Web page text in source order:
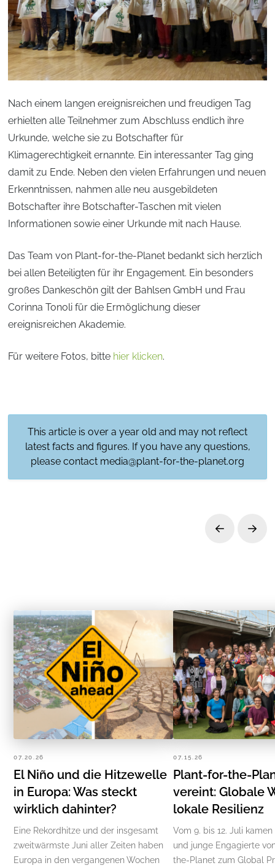
Nach einem langen ereignisreichen und freudigen Tag
erhielten alle Teilnehmer zum Abschluss endlich ihre
Urkunde, welche sie zu Botschafter für
Klimagerechtigkeit ernannte. Ein interessanter Tag ging
damit zu Ende. Neben den vielen Erfahrungen und neuen
Erkenntnissen, nahmen alle neu ausgebildeten
Botschafter ihre Botschafter-Taschen mit vielen
Informationen sowie einer Urkunde mit nach Hause.
Das Team von Plant-for-the-Planet bedankt sich herzlich
bei allen Beteiligten für ihr Engagement. Ein besonders
großes Dankeschön gilt der Bahlsen GmbH und Frau
Corinna Tonoli für die Ermöglichung dieser
ereignisreichen Akademie.
Für weitere Fotos, bitte hier klicken.
This article is over a year old and may not reflect
latest facts and figures. If you have any questions,
please contact media@plant-for-the-planet.org
Prev Next
07.20.26
El Niño und die Hitzewelle
in Europa: Was steckt
wirklich dahinter?
Eine Rekordhitze und der insgesamt
zweitwärmste Juni aller Zeiten haben
Europa in den vergangenen Wochen
07.15.26
Plant-for-the-
vereint: Globale
lokale Resilienz
Vom 9. bis 12. Juli
und junge Engagierte
the-Planet zum Global